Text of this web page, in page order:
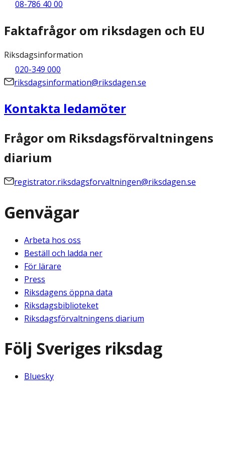
08-786 40 00
Faktafrågor om riksdagen och EU
Riksdagsinformation
020-349 000
riksdagsinformation@riksdagen.se
Kontakta ledamöter
Frågor om Riksdagsförvaltningens
diarium
registrator.riksdagsforvaltningen@riksdagen.se
Genvägar
Arbeta hos oss
Beställ och ladda ner
För lärare
Press
Riksdagens öppna data
Riksdagsbiblioteket
Riksdagsförvaltningens diarium
Följ Sveriges riksdag
Bluesky